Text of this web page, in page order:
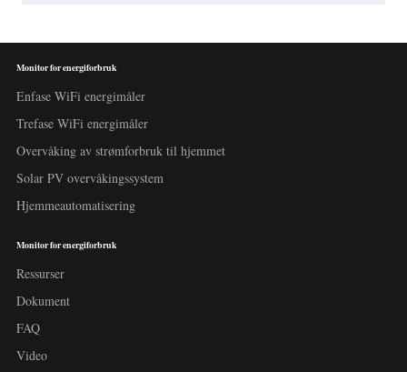
Monitor for energiforbruk
Enfase WiFi energimåler
Trefase WiFi energimåler
Overvåking av strømforbruk til hjemmet
Solar PV overvåkingssystem
Hjemmeautomatisering
Monitor for energiforbruk
Ressurser
Dokument
FAQ
Video